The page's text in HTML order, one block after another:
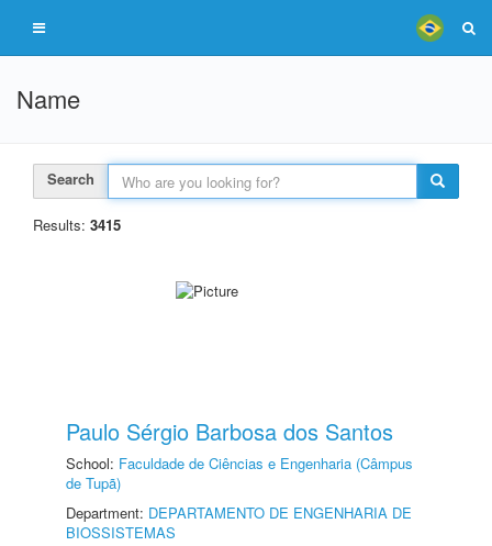
Name
Search
Results: 3415
Paulo Sérgio Barbosa dos Santos
School: Faculdade de Ciências e Engenharia (Câmpus
de Tupã)
Department: DEPARTAMENTO DE ENGENHARIA DE
BIOSSISTEMAS